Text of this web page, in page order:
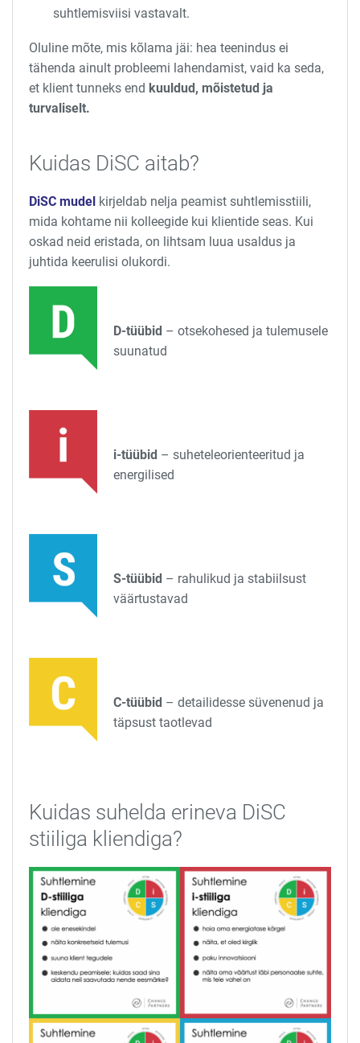
suhtlemisviisi vastavalt.
Oluline mõte, mis kõlama jäi: hea teenindus ei
tähenda ainult probleemi lahendamist, vaid ka seda,
et klient tunneks end kuuldud, mõistetud ja
turvaliselt.
Kuidas DiSC aitab?
DiSC mudel kirjeldab nelja peamist suhtlemisstiili,
mida kohtame nii kolleegide kui klientide seas. Kui
oskad neid eristada, on lihtsam luua usaldus ja
juhtida keerulisi olukordi.
D-tüübid – otsekohesed ja tulemusele
suunatud
i-tüübid – suheteleorienteeritud ja
energilised
S-tüübid – rahulikud ja stabiilsust
väärtustavad
C-tüübid – detailidesse süvenenud ja
täpsust taotlevad
Kuidas suhelda erineva DiSC
stiiliga kliendiga?